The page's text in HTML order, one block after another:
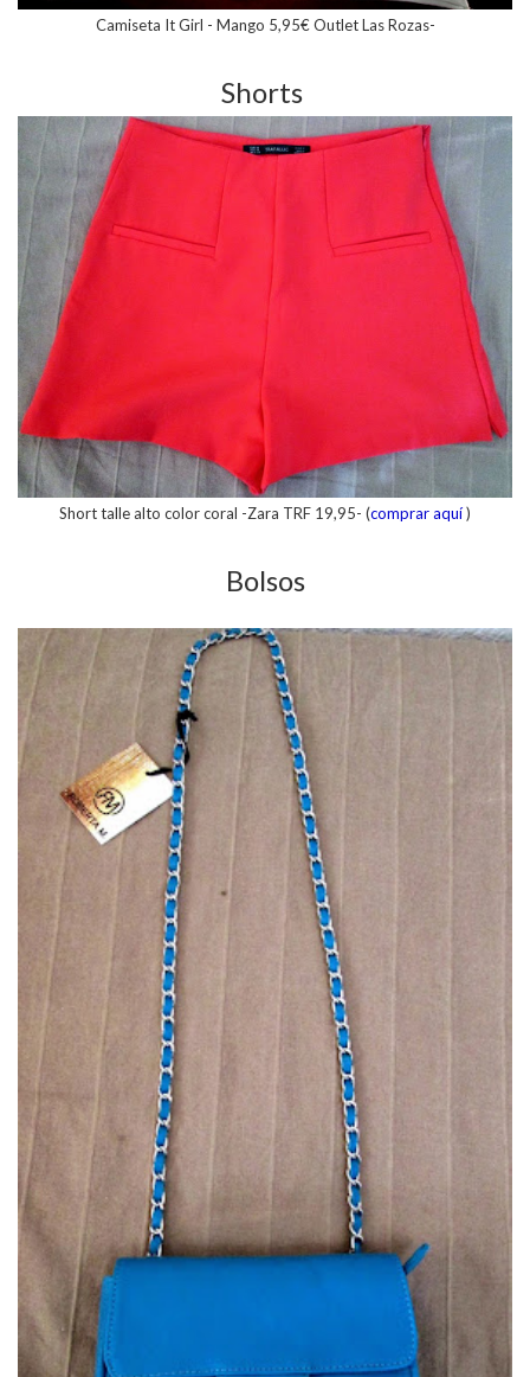
Camiseta It Girl - Mango 5,95€ Outlet Las Rozas-
Shorts
Short talle alto color coral -Zara TRF 19,95- (comprar aquí)
Bolsos